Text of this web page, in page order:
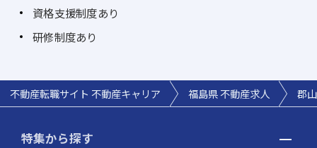
資格支援制度あり
研修制度あり
不動産転職サイト 不動産キャリア 福島県 不動産求人 郡
特集から探す